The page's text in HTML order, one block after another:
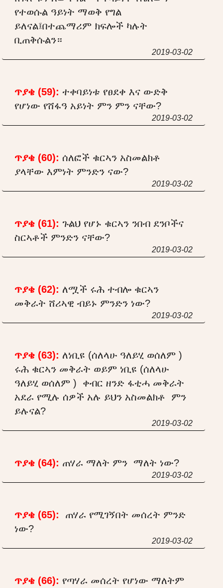
የተወሱል ዓይነት ማወቅ የግል
ይለናል፤በተጨማሪም ክፍሎች ካሉት
ቢጠቅሱልን።
2019-03-02
ጥያቄ (59): ተቀባይነቱ የፀደቀ እና ውድቅ
የሆነው የሸፋዓ አይነት ምን ምን ናቸው?
2019-03-02
ጥያቄ (60): ሰለፎች ቁርኣን አስመልክቶ
ያላቸው እምነት ምንድን ናው?
2019-03-02
ጥያቄ (61): ጉልህ የሆኑ ቁርኣን ንበብ ደንቦችና
ስርኣቶች ምንድን ናቸው?
2019-03-02
ጥያቄ (62): ለሟች ሩሕ ተብሎ ቁርኣን
መቅራት ሸሪኣዊ ብይኑ ምንድን ነው?
2019-03-02
ጥያቄ (63): ለነቢዩ (ሰለላሁ ዓለይሂ ወሰለም )
ሩሕ ቁርኣን መቅራት ወይም ነቢዩ (ሰለላሁ
ዓለይሂ ወሰለም ) ቀብር ዘንድ ፋቲሓ መቅራት
አደራ የሚሉ ሰዎች አሉ ይህን አስመልክቶ ምን
ይሉናል?
2019-03-02
ጥያቄ (64): ጠሃራ ማለት ምን ማለት ነው?
2019-03-02
ጥያቄ (65):
ጠሃራ የሚገኝበት መሰረት ምንድ
ነው?
2019-03-02
ጥያቄ (66): የጣሃራ መሰረት የሆነው ማለትም